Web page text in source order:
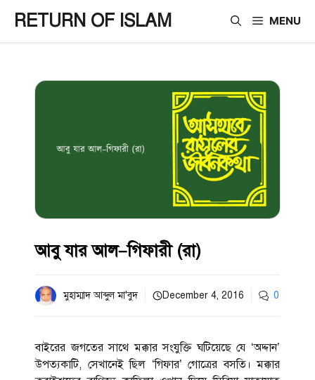
content
RETURN OF ISLAM MENU
আবু যার আল–গিফারী (রা)
মুহাম্মাদ আব্দুল মা'বুদ December 4, 2016 0
বাইরের জগতের সাথে মক্কার সংযুক্তি ঘটিয়েছে যে ‘অদ্দান’
উপত্যকাটি, সেখানেই ছিল ‘গিফার’ গোত্রের বসতি। মক্কার